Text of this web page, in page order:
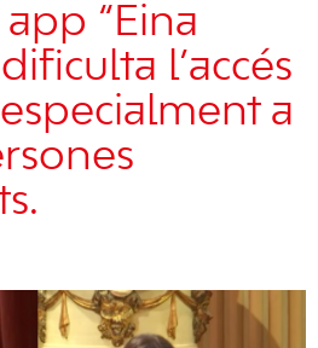
“Eina
l’accés
a